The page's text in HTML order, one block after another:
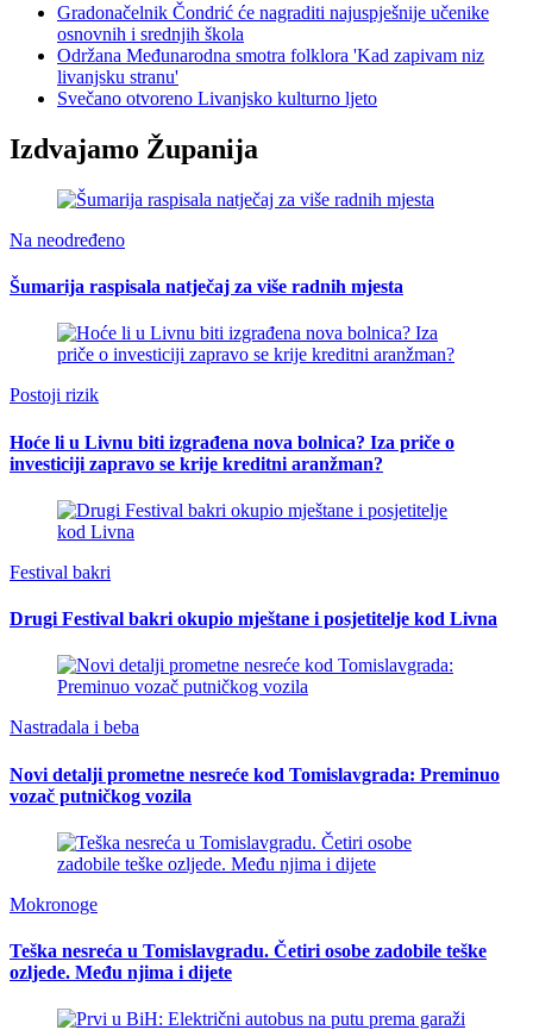
Gradonačelnik Čondrić će nagraditi najuspješnije učenike
osnovnih i srednjih škola
Održana Međunarodna smotra folklora 'Kad zapivam niz
livanjsku stranu'
Svečano otvoreno Livanjsko kulturno ljeto
Izdvajamo Županija
Na neodređeno
Šumarija raspisala natječaj za više radnih mjesta
Postoji rizik
Hoće li u Livnu biti izgrađena nova bolnica? Iza priče o
investiciji zapravo se krije kreditni aranžman?
Festival bakri
Drugi Festival bakri okupio mještane i posjetitelje kod Livna
Nastradala i beba
Novi detalji prometne nesreće kod Tomislavgrada: Preminuo
vozač putničkog vozila
Mokronoge
Teška nesreća u Tomislavgradu. Četiri osobe zadobile teške
ozljede. Među njima i dijete